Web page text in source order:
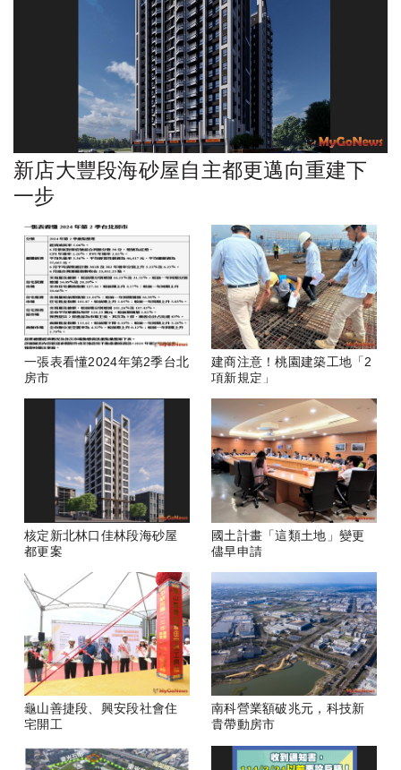
新店大豐段海砂屋自主都更邁向重建下
一步
一張表看懂2024年第2季台北
房市
建商注意！桃園建築工地「2
項新規定」
核定新北林口佳林段海砂屋
都更案
國土計畫「這類土地」變更
儘早申請
龜山善捷段、興安段社會住
宅開工
南科營業額破兆元，科技新
貴帶動房市